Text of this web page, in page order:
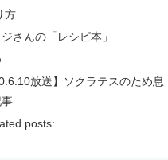
方
さんの「レシピ本」
放送】ソクラテスのため
posts: